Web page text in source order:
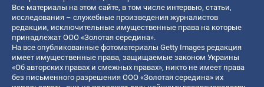
Все материалы на этом сайте, в том числе интервью, статьи,
исследования – служебные произведения журналистов
редакции, исключительные имущественные права на которые
принадлежат ООО «Золотая середина».
На все опубликованные фотоматериалы Getty Images редакция
имеет имущественные права, защищаемые законом Украины
«Об авторских правах и смежных правах», никто не имеет права
без письменного разрешения ООО «Золотая середина» их